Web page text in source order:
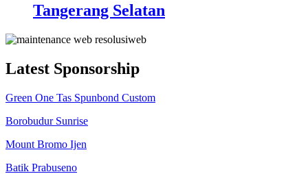
Tangerang Selatan
Latest Sponsorship
Green One Tas Spunbond Custom
Borobudur Sunrise
Mount Bromo Ijen
Batik Prabuseno